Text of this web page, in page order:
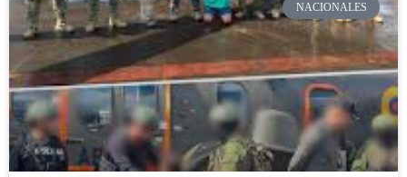
NACIONALES